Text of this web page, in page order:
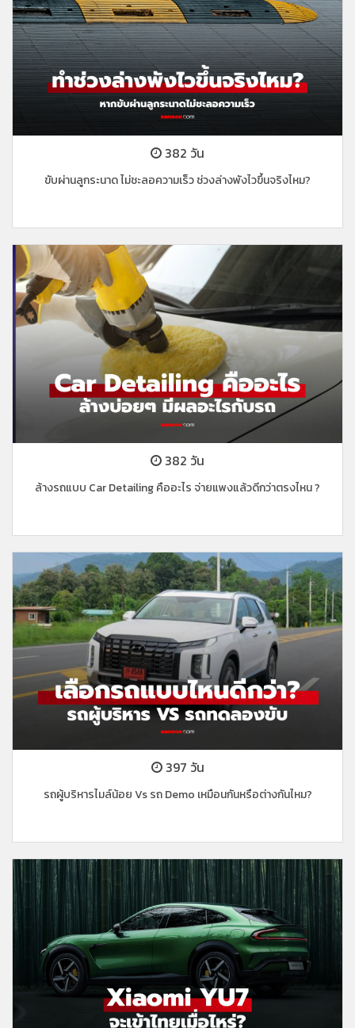
382 วัน
ขับผ่านลูกระนาด ไม่ชะลอความเร็ว ช่วงล่างพังไวขึ้นจริงไหม?
382 วัน
ล้างรถแบบ Car Detailing คืออะไร จ่ายแพงแล้วดีกว่าตรงไหน ?
397 วัน
รถผู้บริหารไมล์น้อย Vs รถ Demo เหมือนกันหรือต่างกันไหม?